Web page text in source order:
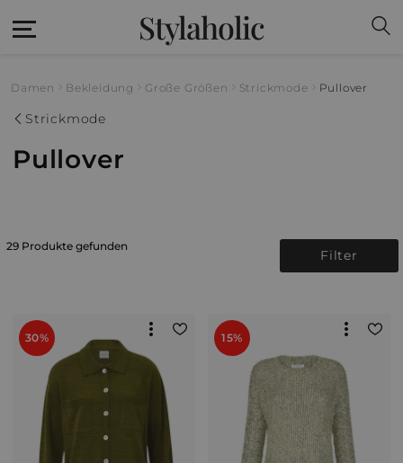
Stylaholic
Damen Bekleidung Große Größen Strickmode Pullover
Strickmode
Pullover
29 Produkte gefunden
Filter
30% 15%